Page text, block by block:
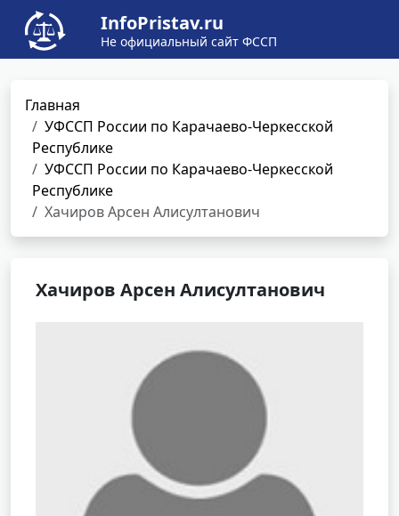
InfoPristav.ru
Не официальный сайт ФССП
Главная
УФССП России по Карачаево-Черкесской
Республике
УФССП России по Карачаево-Черкесской
Республике
Хачиров Арсен Алисултанович
Хачиров Арсен Алисултанович